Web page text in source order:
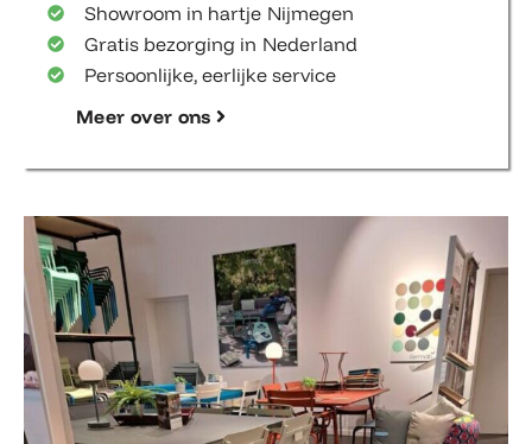
Showroom in hartje Nijmegen
Gratis bezorging in Nederland
Persoonlijke, eerlijke service
Meer over ons